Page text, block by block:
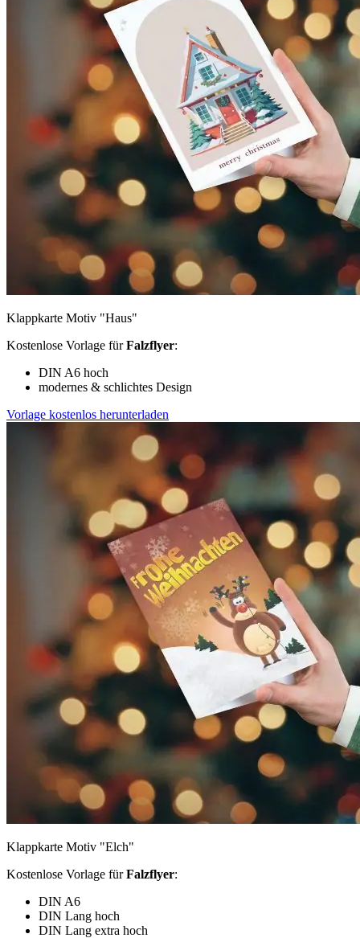
Klappkarte Motiv "Haus"
Kostenlose Vorlage fürFalzflyer:
DIN A6 hoch
modernes & schlichtes Design
Vorlage kostenlos herunterladen
Klappkarte Motiv "Elch"
Kostenlose Vorlage fürFalzflyer:
DIN A6
DIN Lang hoch
DIN Lang extra hoch